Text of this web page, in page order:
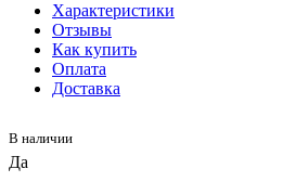
Характеристики
Отзывы
Как купить
Оплата
Доставка
В наличии
Да